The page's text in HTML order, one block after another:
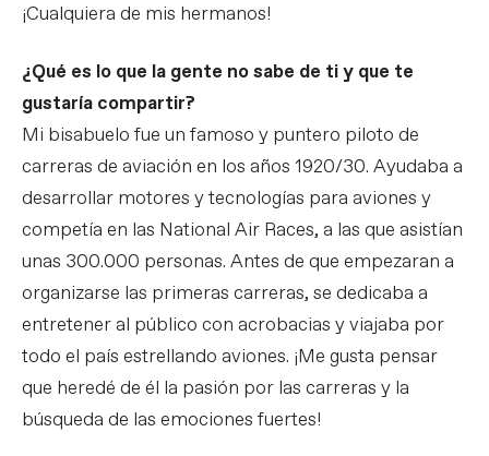
¡Cualquiera de mis hermanos!
¿Qué es lo que la gente no sabe de ti y que te
gustaría compartir?
Mi bisabuelo fue un famoso y puntero piloto de
carreras de aviación en los años 1920/30. Ayudaba a
desarrollar motores y tecnologías para aviones y
competía en las National Air Races, a las que asistían
unas 300.000 personas. Antes de que empezaran a
organizarse las primeras carreras, se dedicaba a
entretener al público con acrobacias y viajaba por
todo el país estrellando aviones. ¡Me gusta pensar
que heredé de él la pasión por las carreras y la
búsqueda de las emociones fuertes!